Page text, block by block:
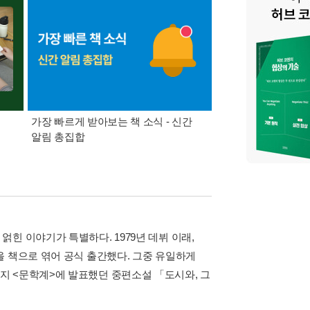
가장 빠르게 받아보는 책 소식 - 신간
알림 총집합
경기컬처패스 1만
힌 이야기가 특별하다. 1979년 데뷔 이래,
책으로 엮어 공식 출간했다. 그중 유일하게
<문학계>에 발표했던 중편소설 「도시와, 그